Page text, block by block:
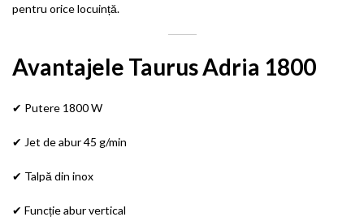
pentru orice locuință.
Avantajele Taurus Adria 1800
✔ Putere 1800 W
✔ Jet de abur 45 g/min
✔ Talpă din inox
✔ Funcție abur vertical